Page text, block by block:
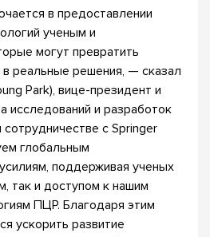
в предоставлении
ученым и
могут превратить
реальные решения, — сказал
Park), вице-президент и
исследований и разработок
с Springer
глобальным
поддерживая ученых
так и доступом к нашим
ПЦР. Благодаря этим
ускорить развитие